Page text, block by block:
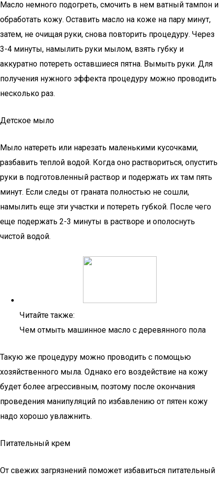
Масло немного подогреть, смочить в нем ватный тампон и
обработать кожу. Оставить масло на коже на пару минут,
затем, не очищая руки, снова повторить процедуру. Через
3-4 минуты, намылить руки мылом, взять губку и
аккуратно потереть оставшиеся пятна. Вымыть руки. Для
получения нужного эффекта процедуру можно проводить
несколько раз.
Детское мыло
Мыло натереть или нарезать маленькими кусочками,
разбавить теплой водой. Когда оно раствориться, опустить
руки в подготовленный раствор и подержать их там пять
минут. Если следы от граната полностью не сошли,
намылить еще эти участки и потереть губкой. После чего
еще подержать 2-3 минуты в растворе и ополоснуть
чистой водой.
Читайте также:
Чем отмыть машинное масло с деревянного пола
Такую же процедуру можно проводить с помощью
хозяйственного мыла. Однако его воздействие на кожу
будет более агрессивным, поэтому после окончания
проведения манипуляций по избавлению от пятен кожу
надо хорошо увлажнить.
Питательный крем
От свежих загрязнений поможет избавиться питательный